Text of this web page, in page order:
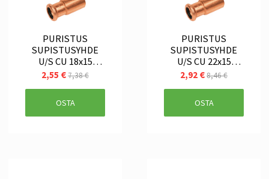
PURISTUS
SUPISTUSYHDE
U/S CU 18x15
SANHA
2,55 €7,38 €
OSTA
PURISTUS
SUPISTUSYHDE
U/S CU 22x15
SANHA
2,92 €8,46 €
OSTA